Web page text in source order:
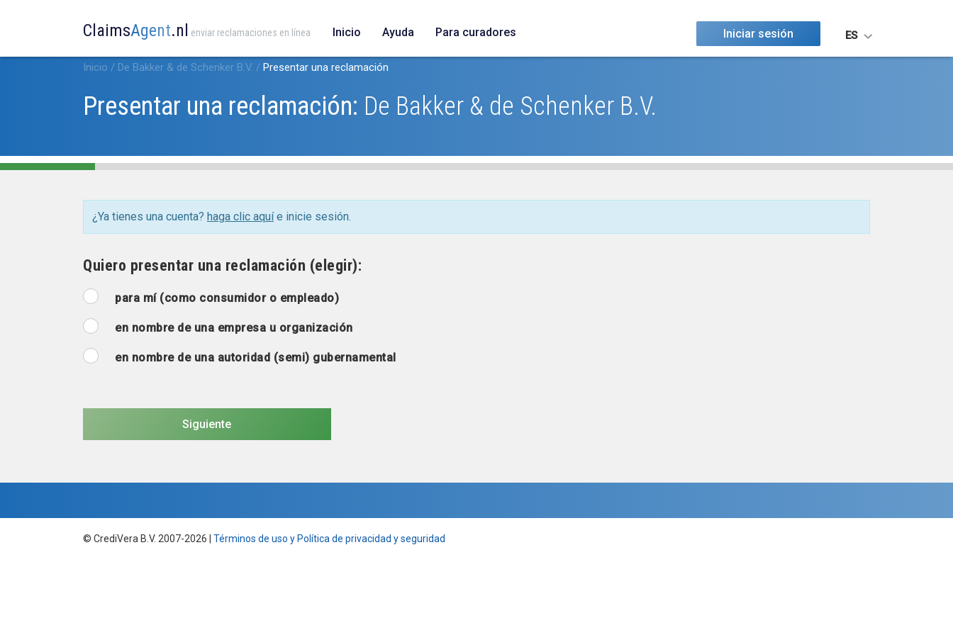
ClaimsAgent.nl enviar reclamaciones en línea Inicio Ayuda Para curadores Iniciar sesión ES
Inicio / De Bakker & de Schenker B.V. / Presentar una reclamación
Presentar una reclamación: De Bakker & de Schenker B.V.
¿Ya tienes una cuenta? haga clic aquíe inicie sesión.
Quiero presentar una reclamación (elegir):
para mí (como consumidor o empleado)
en nombre de una empresa u organización
en nombre de una autoridad (semi) gubernamental
© CrediVera B.V. 2007-2026 | Términos de uso y Política de privacidad y seguridad